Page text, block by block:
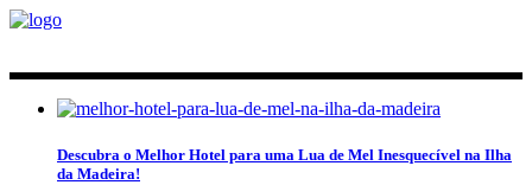
Descubra o Melhor Hotel para uma Lua de Mel Inesquecível na Ilha
da Madeira!